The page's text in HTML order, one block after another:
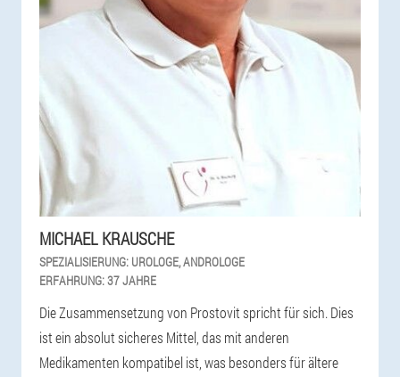
MICHAEL KRAUSCHE
SPEZIALISIERUNG: UROLOGE, ANDROLOGE
ERFAHRUNG:37 JAHRE
Die Zusammensetzung von Prostovit spricht für sich. Dies
ist ein absolut sicheres Mittel, das mit anderen
Medikamenten kompatibel ist, was besonders für ältere